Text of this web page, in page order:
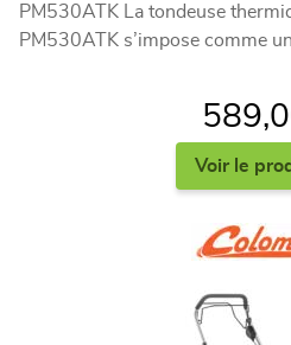
PM530ATK La tondeuse
PM530ATK s’impose comme
Voir le